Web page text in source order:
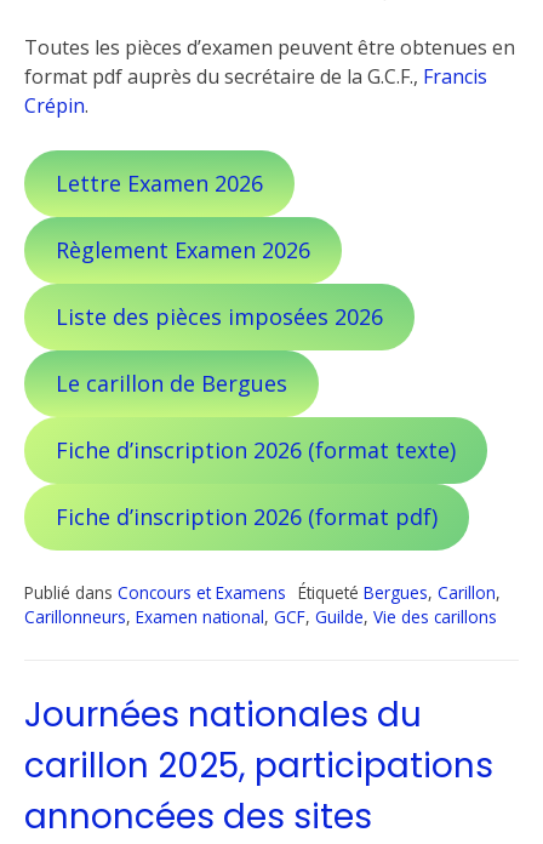
Toutes les pièces d’examen peuvent être obtenues en
format pdf auprès du secrétaire de la G.C.F., Francis
Crépin.
Lettre Examen 2026
Règlement Examen 2026
Liste des pièces imposées 2026
Le carillon de Bergues
Fiche d’inscription 2026 (format texte)
Fiche d’inscription 2026 (format pdf)
Publié dans Concours et Examens Étiqueté Bergues, Carillon,
Carillonneurs, Examen national, GCF, Guilde, Vie des carillons
Journées nationales du
carillon 2025, participations
annoncées des sites